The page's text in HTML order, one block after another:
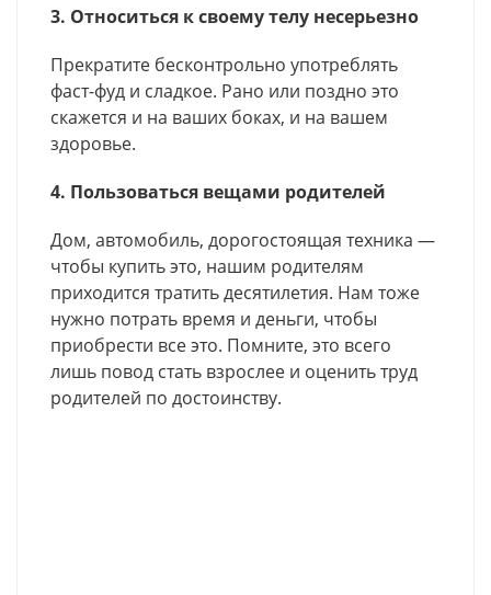
3. Относиться к своему телу несерьезно
Прекратите бесконтрольно употреблять
фаст-фуд и сладкое. Рано или поздно это
скажется и на ваших боках, и на вашем
здоровье.
4. Пользоваться вещами родителей
Дом, автомобиль, дорогостоящая техника —
чтобы купить это, нашим родителям
приходится тратить десятилетия. Нам тоже
нужно потрать время и деньги, чтобы
приобрести все это. Помните, это всего
лишь повод стать взрослее и оценить труд
родителей по достоинству.